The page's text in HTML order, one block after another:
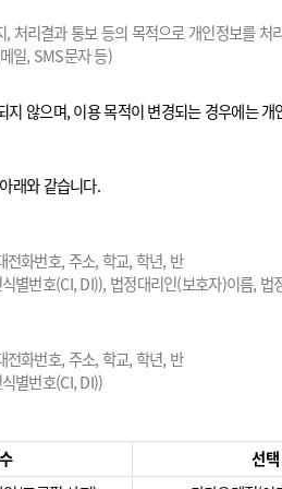
처리결과 통보 등의 목적으로 개인정보를 처
일, SMS문자 등)
않으며, 이용 목적이 변경되는 경우에는
래와 같습니다.
화번호, 주소, 학교, 학년, 반
별번호(CI, DI)), 법정대리인(보호자)이름,
화번호, 주소, 학교, 학년, 반
별번호(CI, DI))
선택